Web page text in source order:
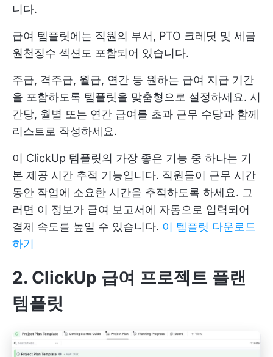
니다.
급여 템플릿에는 직원의 부서, PTO 크레딧 및 세금
원천징수 섹션도 포함되어 있습니다.
주급, 격주급, 월급, 연간 등 원하는 급여 지급 기간
을 포함하도록 템플릿을 맞춤형으로 설정하세요. 시
간당, 월별 또는 연간 급여를 초과 근무 수당과 함께
리스트로 작성하세요.
이 ClickUp 템플릿의 가장 좋은 기능 중 하나는 기
본 제공 시간 추적 기능입니다. 직원들이 근무 시간
동안 작업에 소요한 시간을 추적하도록 하세요. 그
러면 이 정보가 급여 보고서에 자동으로 입력되어
결제 속도를 높일 수 있습니다. 이 템플릿 다운로드
하기
2. ClickUp 급여 프로젝트 플랜
템플릿